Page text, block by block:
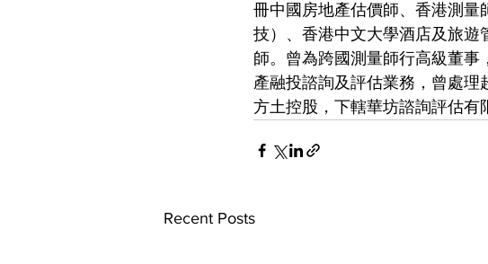
冊中國房地產估價師、香港測
技）、香港中文大學酒店及旅遊
師。曾為跨國測量師行高級董
產融投諮詢及評估業務，曾處
方土控股，下轄華坊諮詢評估有
Recent Posts